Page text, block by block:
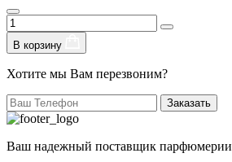
В корзину
Хотите мы Вам перезвоним?
Заказать
Ваш надежный поставщик парфюмерии